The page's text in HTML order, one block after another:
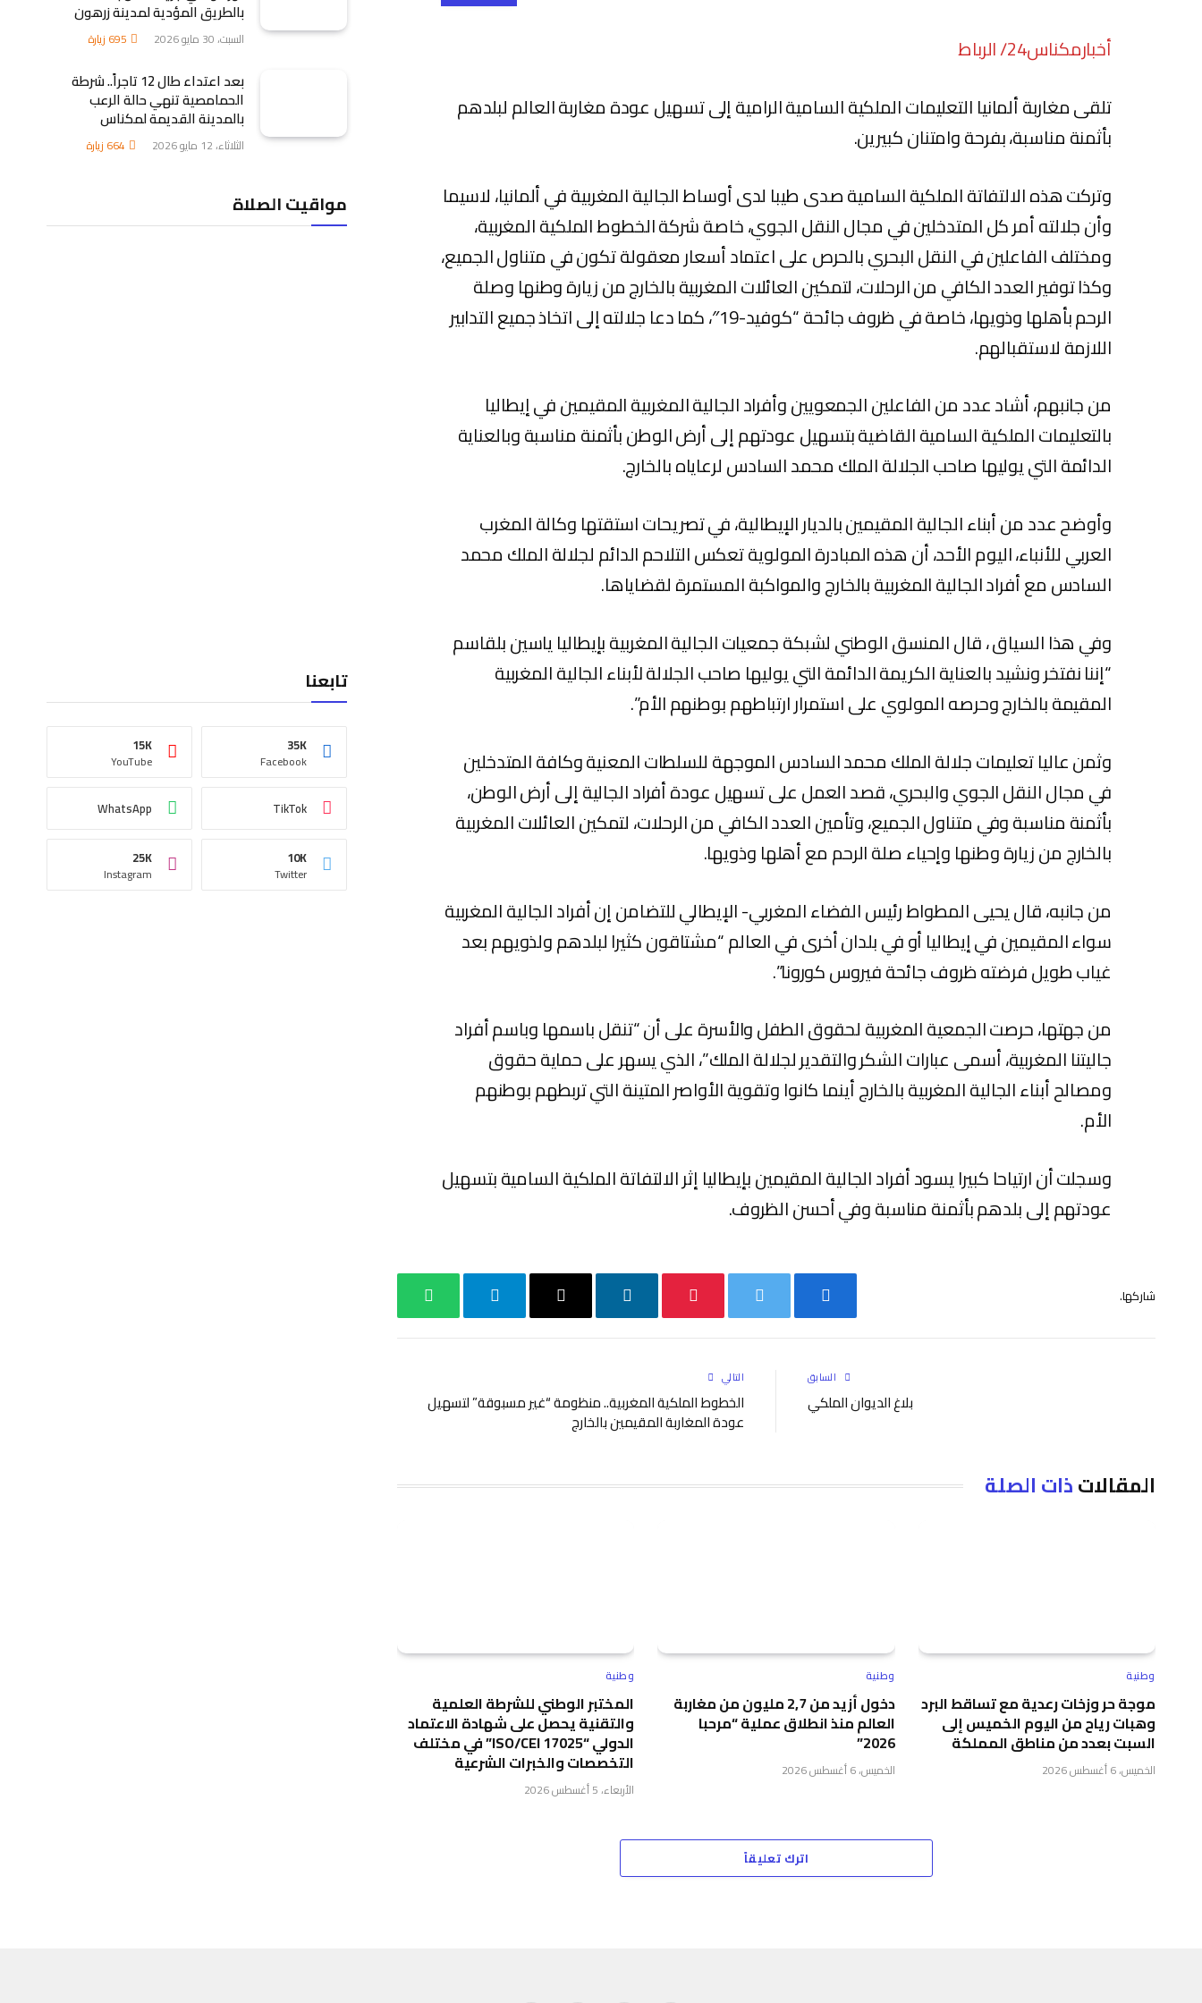
أخبارمكناس24/ الرباط
تلقى مغاربة ألمانيا التعليمات الملكية السامية الرامية إلى تسهيل عودة مغاربة العالم لبلدهم
بأثمنة مناسبة، بفرحة وامتنان كبيرين.
وتركت هذه الالتفاتة الملكية السامية صدى طيبا لدى أوساط الجالية المغربية في ألمانيا، لاسيما
وأن جلالته أمر كل المتدخلين في مجال النقل الجوي، خاصة شركة الخطوط الملكية المغربية،
ومختلف الفاعلين في النقل البحري بالحرص على اعتماد أسعار معقولة تكون في متناول الجميع،
وكذا توفير العدد الكافي من الرحلات، لتمكين العائلات المغربية بالخارج من زيارة وطنها وصلة
الرحم بأهلها وذويها، خاصة في ظروف جائحة “كوفيد-19″، كما دعا جلالته إلى اتخاذ جميع التدابير
اللازمة لاستقبالهم.
من جانبهم، أشاد عدد من الفاعلين الجمعويين وأفراد الجالية المغربية المقيمين في إيطاليا
بالتعليمات الملكية السامية القاضية بتسهيل عودتهم إلى أرض الوطن بأثمنة مناسبة وبالعناية
الدائمة التي يوليها صاحب الجلالة الملك محمد السادس لرعاياه بالخارج.
وأوضح عدد من أبناء الجالية المقيمين بالديار الإيطالية، في تصريحات استقتها وكالة المغرب
العربي للأنباء، اليوم الأحد، أن هذه المبادرة المولوية تعكس التلاحم الدائم لجلالة الملك محمد
السادس مع أفراد الجالية المغربية بالخارج والمواكبة المستمرة لقضاياها.
وفي هذا السياق ، قال المنسق الوطني لشبكة جمعيات الجالية المغربية بإيطاليا ياسين بلقاسم
“إننا نفتخر ونشيد بالعناية الكريمة الدائمة التي يوليها صاحب الجلالة لأبناء الجالية المغربية
المقيمة بالخارج وحرصه المولوي على استمرار ارتباطهم بوطنهم الأم”.
وثمن عاليا تعليمات جلالة الملك محمد السادس الموجهة للسلطات المعنية وكافة المتدخلين
في مجال النقل الجوي والبحري، قصد العمل على تسهيل عودة أفراد الجالية إلى أرض الوطن،
بأثمنة مناسبة وفي متناول الجميع، وتأمين العدد الكافي من الرحلات، لتمكين العائلات المغربية
بالخارج من زيارة وطنها وإحياء صلة الرحم مع أهلها وذويها.
من جانبه، قال يحيى المطواط رئيس الفضاء المغربي- الإيطالي للتضامن إن أفراد الجالية المغربية
سواء المقيمين في إيطاليا أو في بلدان أخرى في العالم “مشتاقون كثيرا لبلدهم ولذويهم بعد
غياب طويل فرضته ظروف جائحة فيروس كورونا”.
من جهتها، حرصت الجمعية المغربية لحقوق الطفل والأسرة على أن “تنقل باسمها وباسم أفراد
جاليتنا المغربية، أسمى عبارات الشكر والتقدير لجلالة الملك”، الذي يسهر على حماية حقوق
ومصالح أبناء الجالية المغربية بالخارج أينما كانوا وتقوية الأواصر المتينة التي تربطهم بوطنهم
الأم.
وسجلت أن ارتياحا كبيرا يسود أفراد الجالية المقيمين بإيطاليا إثر الالتفاتة الملكية السامية بتسهيل
عودتهم إلى بلدهم بأثمنة مناسبة وفي أحسن الظروف.
شاركها.
السابق
بلاغ الديوان الملكي
التالي
الخطوط الملكية المغربية.. منظومة “غير مسبوقة” لتسهيل
عودة المغاربة المقيمين بالخارج
المقالاتذات الصلة
وطنية
موجة حر وزخات رعدية مع تساقط البرد
وهبات رياح من اليوم الخميس إلى
السبت بعدد من مناطق المملكة
الخميس، 6 أغسطس 2026
وطنية
دخول أزيد من 2,7 مليون من مغاربة
العالم منذ انطلاق عملية “مرحبا
2026”
الخميس، 6 أغسطس 2026
وطنية
المختبر الوطني للشرطة العلمية
والتقنية يحصل على شهادة الاعتماد
الدولي “ISO/CEI 17025” في مختلف
التخصصات والخبرات الشرعية
الأربعاء، 5 أغسطس 2026
اترك تعليقاً
بالطريق المؤدية لمدينة زرهون
السبت، 30 مايو 2026 695 زيارة
بعد اعتداء طال 12 تاجراً.. شرطة
الحمامصية تنهي حالة الرعب
بالمدينة القديمة لمكناس
الثلاثاء، 12 مايو 2026 664 زيارة
مواقيت الصلاة
تابعنا
Facebook
35K
YouTube
15K
TikTok
WhatsApp
Twitter
10K
Instagram
25K